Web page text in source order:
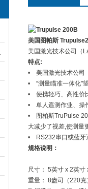
美国图帕斯
美国激光技术公司（
特点:
• 美国激光技术公司
• “测量瞄准一体化"
• 便携轻巧、高性价
• 单人遥测作业、操
• 图柏斯TruPulse
大减少了视差,使测量
• RS232串口或蓝牙
规格说明：
尺寸： 5英寸 x 2英
重量： 8盎司（220克